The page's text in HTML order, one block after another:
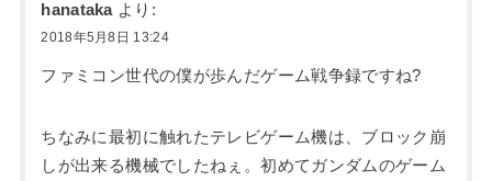
hanataka より:
2018年5月8日 13:24
ファミコン世代の僕が歩んだゲーム戦争録ですね?
ちなみに最初に触れたテレビゲーム機は、ブロック崩
しが出来る機械でしたねぇ。初めてガンダムのゲーム